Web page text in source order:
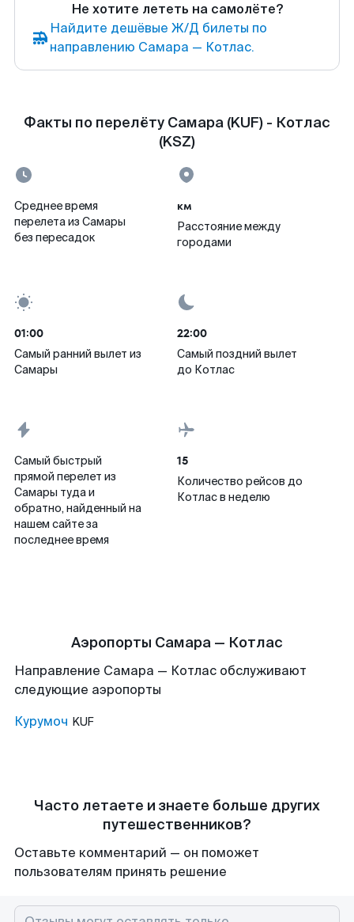
Не хотите лететь на самолёте?
Найдите дешёвые Ж/Д билеты по
направлению Самара — Котлас.
Факты по перелёту Самара (KUF) - Котлас
(KSZ)
Среднее время
перелета из Самары
без пересадок
км
Расстояние между
городами
01:00
Самый ранний вылет из
Самары
22:00
Самый поздний вылет
до Котлас
Самый быстрый
прямой перелет из
Самары туда и
обратно, найденный на
нашем сайте за
последнее время
15
Количество рейсов до
Котлас в неделю
Аэропорты Самара — Котлас
Направление Самара — Котлас обслуживают
следующие аэропорты
Курумоч KUF
Часто летаете и знаете больше других
путешественников?
Оставьте комментарий — он поможет
пользователям принять решение